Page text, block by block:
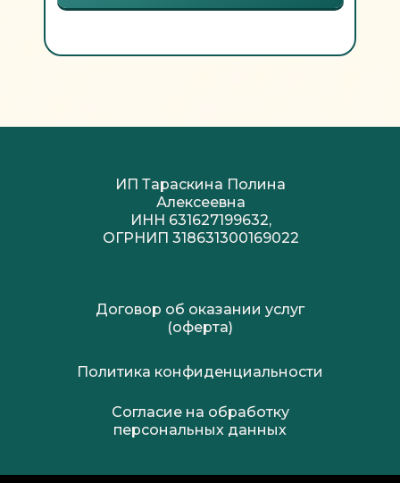
ИП Тараскина Полина
Алексеевна
ИНН 631627199632,
ОГРНИП 318631300169022
Договор об оказании услуг
(оферта)
Политика конфиденциальности
Согласие на обработку
персональных данных